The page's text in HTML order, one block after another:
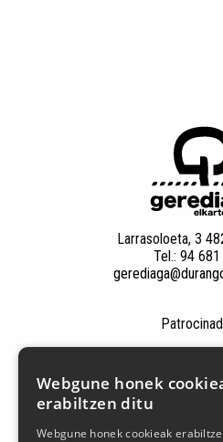
Larrasoloeta, 3
Tel.: 94
Webgune honek
erabiltzen ditu
Webgune honek cookieak